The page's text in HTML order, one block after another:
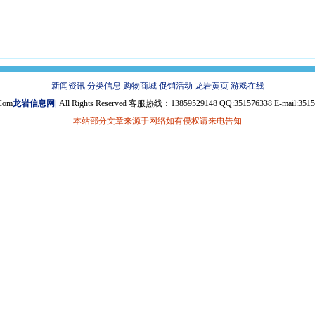
新闻资讯 分类信息 购物商城 促销活动 龙岩黄页 游戏在线
龙岩信息网| All Rights Reserved 客服热线：13859529148 QQ:351576338 E-
本站部分文章来源于网络如有侵权请来电告知